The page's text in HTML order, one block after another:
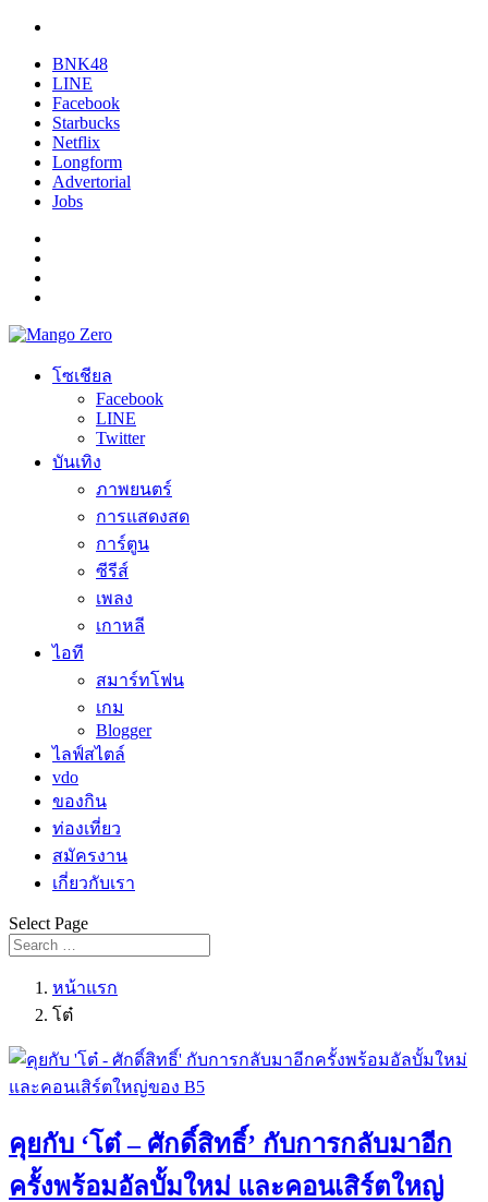
BNK48
LINE
Facebook
Starbucks
Netflix
Longform
Advertorial
Jobs
โซเชียล
Facebook
LINE
Twitter
บันเทิง
ภาพยนตร์
การแสดงสด
การ์ตูน
ซีรีส์
เพลง
เกาหลี
ไอที
สมาร์ทโฟน
เกม
Blogger
ไลฟ์สไตล์
vdo
ของกิน
ท่องเที่ยว
สมัครงาน
เกี่ยวกับเรา
Select Page
หน้าแรก
โต๋
คุยกับ ‘โต๋ – ศักดิ์สิทธิ์’ กับการกลับมาอีก
ครั้งพร้อมอัลบั้มใหม่ และคอนเสิร์ตใหญ่